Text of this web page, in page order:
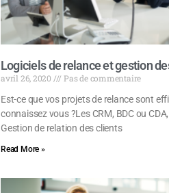
Logiciels de relance et gestion
avril 26, 2020
Pas de commentaire
Est-ce que vos projets de relance sont
connaissez vous ?Les CRM, BDC ou
Gestion de relation des clients
Read More »